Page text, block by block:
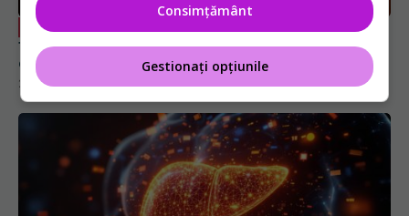
28 iul 2026, 17:35 Consimțământ
Gestionați opțiunile